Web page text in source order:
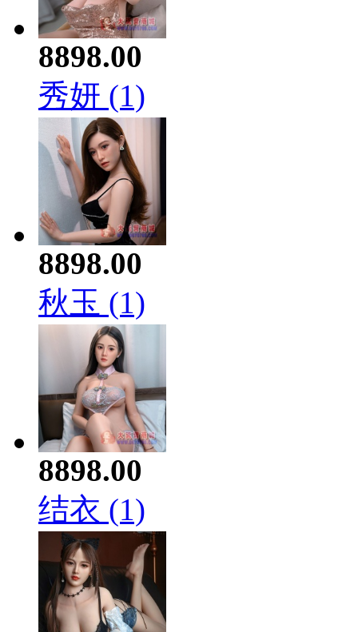
8898.00
秀妍 (1)
8898.00
秋玉 (1)
8898.00
结衣 (1)